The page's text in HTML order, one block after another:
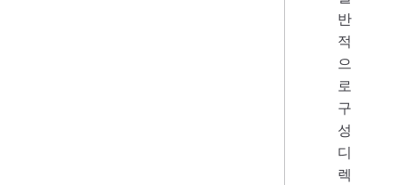
반
적
으
로
구
성
디
렉